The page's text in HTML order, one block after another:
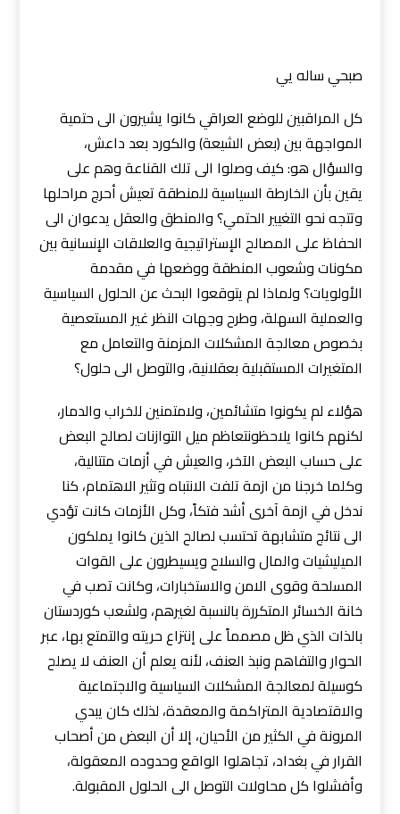
صبحي ساله يي
كل المراقبين للوضع العراقي كانوا يشيرون الى حتمية
المواجهة بين (بعض الشيعة) والكورد بعد داعش،
والسؤال هو: كيف وصلوا الى تلك القناعة وهم على
يقين بأن الخارطة السياسية للمنطقة تعيش أحرج مراحلها
وتتجه نحو التغيير الحتمي؟ والمنطق والعقل يدعوان الى
الحفاظ على المصالح الإستراتيجية والعلاقات الإنسانية بين
مكونات وشعوب المنطقة ووضعها في مقدمة
الأولويات؟ ولماذا لم يتوقعوا البحث عن الحلول السياسية
والعملية السهلة، وطرح وجهات النظر غير المستعصية
بخصوص معالجة المشكلات المزمنة والتعامل مع
المتغيرات المستقبلية بعقلانية، والتوصل الى حلول؟
هؤلاء لم يكونوا متشائمين، ولامتمنين للخراب والدمار،
لكنهم كانوا يلاحظونتعاظم ميل التوازنات لصالح البعض
على حساب البعض الآخر، والعيش في أزمات متتالية،
وكلما خرجنا من ازمة تلفت الانتباه وتثير الاهتمام، كنا
ندخل في ازمة آخرى أشد فتكاً، وكل الأزمات كانت تؤدي
الى نتائج متشابهة تحتسب لصالح الذين كانوا يملكون
الميليشيات والمال والسلاح ويسيطرون على القوات
المسلحة وقوى الامن والاستخبارات، وكانت تصب في
خانة الخسائر المتكررة بالنسبة لغيرهم، ولشعب كوردستان
بالذات الذي ظل مصمماً على إنتزاع حريته والتمتع بها، عبر
الحوار والتفاهم ونبذ العنف، لأنه يعلم أن العنف لا يصلح
كوسيلة لمعالجة المشكلات السياسية والاجتماعية
والاقتصادية المتراكمة والمعقدة، لذلك كان يبدي
المرونة في الكثير من الأحيان، إلا أن البعض من أصحاب
القرار في بغداد، تجاهلوا الواقع وحدوده المعقولة،
وأفشلوا كل محاولات التوصل الى الحلول المقبولة.